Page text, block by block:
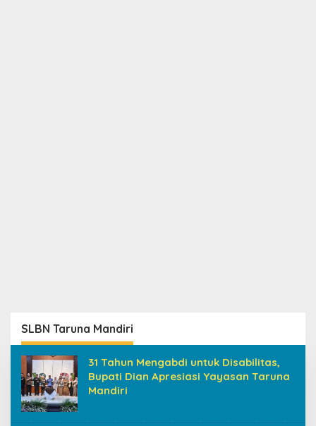
SLBN Taruna Mandiri
31 Tahun Mengabdi untuk Disabilitas,
Bupati Dian Apresiasi Yayasan Taruna
Mandiri